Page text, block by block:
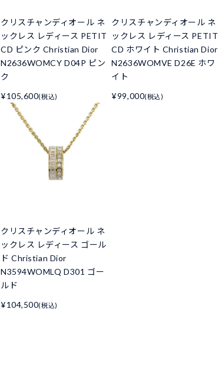
クリスチャンディオール ネ
ックレス レディース PETIT
CD ピンク Christian Dior
N2636WOMCY D04P ピン
ク
¥105,600(税込)
クリスチャンディオール ネ
ックレス レディース PETIT
CD ホワイト Christian Dior
N2636WOMVE D26E ホワ
イト
¥99,000(税込)
クリスチャンディオール ネ
ックレス レディース ゴール
ド Christian Dior
N3594WOMLQ D301 ゴー
ルド
¥104,500(税込)